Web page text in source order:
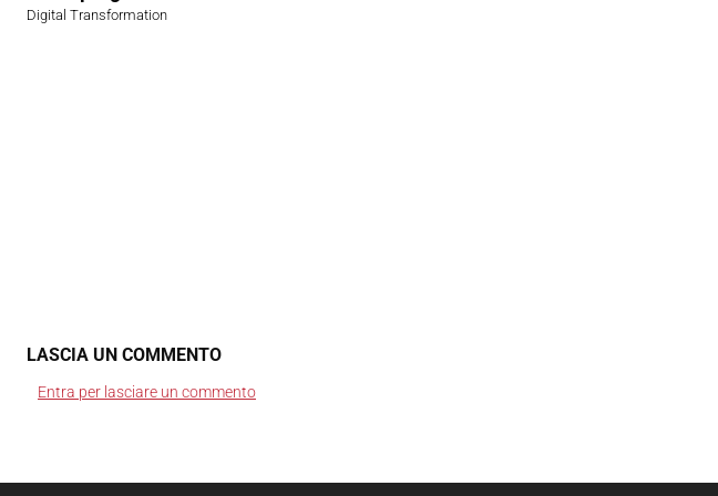
Digital Transformation
LASCIA UN COMMENTO
Entra per lasciare un commento